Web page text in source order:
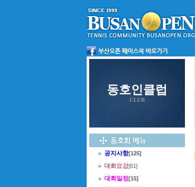
동호인클럽
CLUB
공지사항[125]
대회요강[61]
대회일정[15]